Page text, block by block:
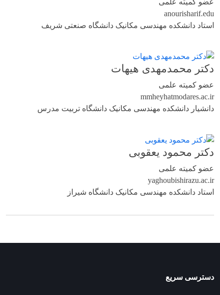
anourisharif.edu
استاد دانشکده مهندسی مکانیک دانشگاه صنعتی شریف
دکتر محمدمهدی هیهات
عضو کمیته علمی
mmheyhatmodares.ac.ir
دانشیار دانشکده مهندسی مکانیک دانشگاه تربیت مدرس
دکتر محمود یعقوبی
عضو کمیته علمی
yaghoubishirazu.ac.ir
استاد دانشکده مهندسی مکانیک دانشگاه شیراز
دسترسی سریع